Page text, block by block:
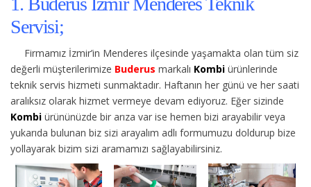
Servisi;
Firmamız İzmir’in Menderes ilçesinde yaşamakta olan tüm siz
değerli müşterilerimize Buderus markalı Kombi ürünlerinde
teknik servis hizmeti sunmaktadır. Haftanın her günü ve her saati
aralıksız olarak hizmet vermeye devam ediyoruz. Eğer sizinde
Kombi ürününüzde bir arıza var ise hemen bizi arayabilir veya
yukarıda bulunan biz sizi arayalım adlı formumuzu doldurup bize
yollayarak bizim sizi aramamızı sağlayabilirsiniz.